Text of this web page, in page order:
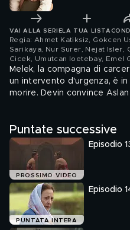
VAI ALLA SERIE LA TUA LISTA
Regia: Ahmet Katiksiz, Gokcen
Sarikaya, Nur Surer, Nejat Isler,
Cicek, Umutcan Ioetebay, Emel
Melek, la compagna di
un intervento d'urgenza, è
morire. Devin convince
Puntate successive
PROSSIMO VIDEO
Episodio
PUNTATA INTERA
Episodio